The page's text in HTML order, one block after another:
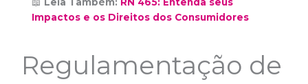
Impactos e os Direitos dos Consumidores
Regulamentação de